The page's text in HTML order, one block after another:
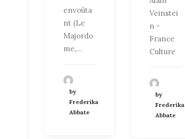
envoûta
nt (Le
Majordo
me,…
by
Frederika
Abbate
Veinstei
n -
France
Culture
by
Frederika
Abbate